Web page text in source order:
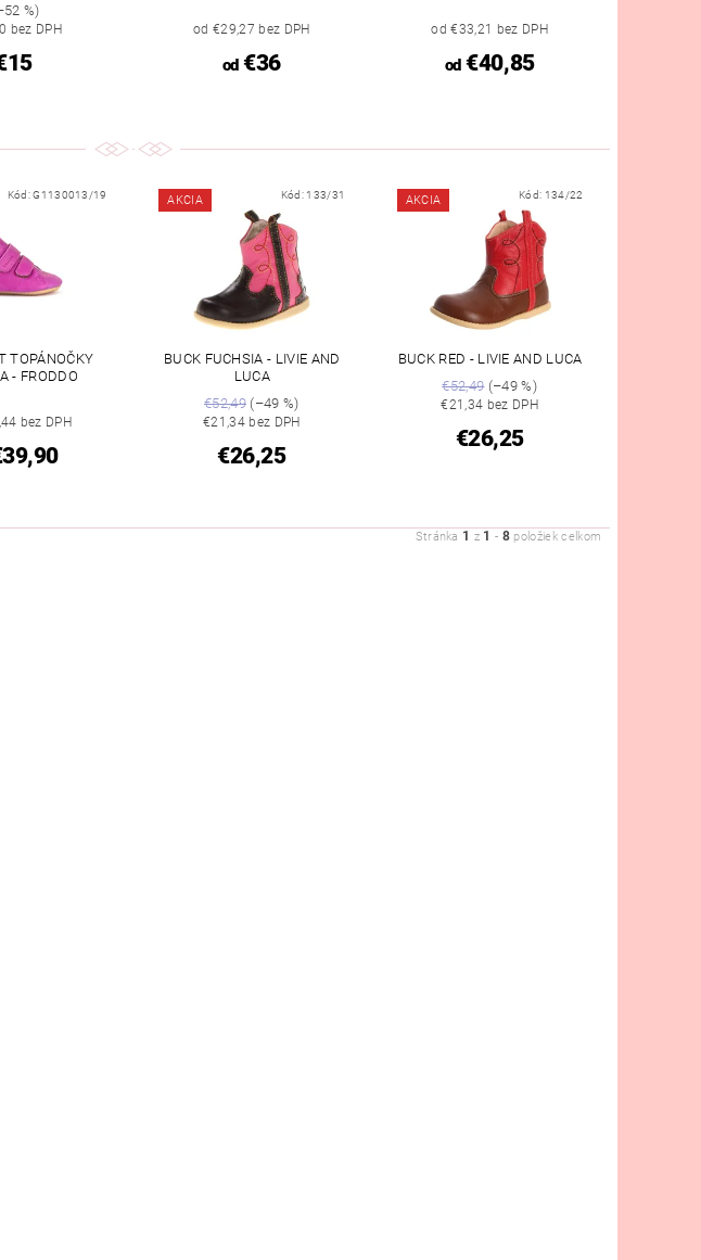
%)
bez DPH od €29,27 bez DPH
od€36
od €33,21 bez DPH
od€40,85
Kód:G1130013/19
TOPÁNOČKY
- FRODDO
bez DPH
AKCIA Kód: 133/31
BUCK FUCHSIA - LIVIE AND
LUCA
€52,49(–49 %)
€21,34 bez DPH
€26,25
AKCIA Kód: 134/22
BUCK RED - LIVIE AND LUCA
€52,49(–49 %)
€21,34 bez DPH
€26,25
Stránka 1 z 1 - 8 položiek celkom